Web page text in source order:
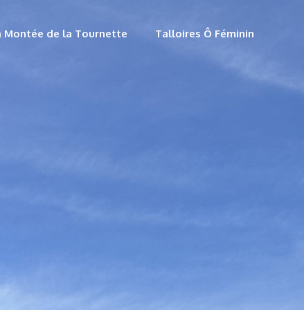
Montée de la Tournette Talloires Ô Féminin